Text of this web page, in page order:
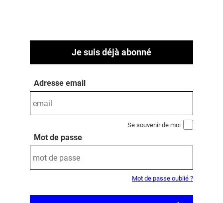
Je suis déjà abonné
Adresse email
Se souvenir de moi
Mot de passe
Mot de passe oublié ?